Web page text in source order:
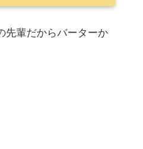
先輩だからバーターか